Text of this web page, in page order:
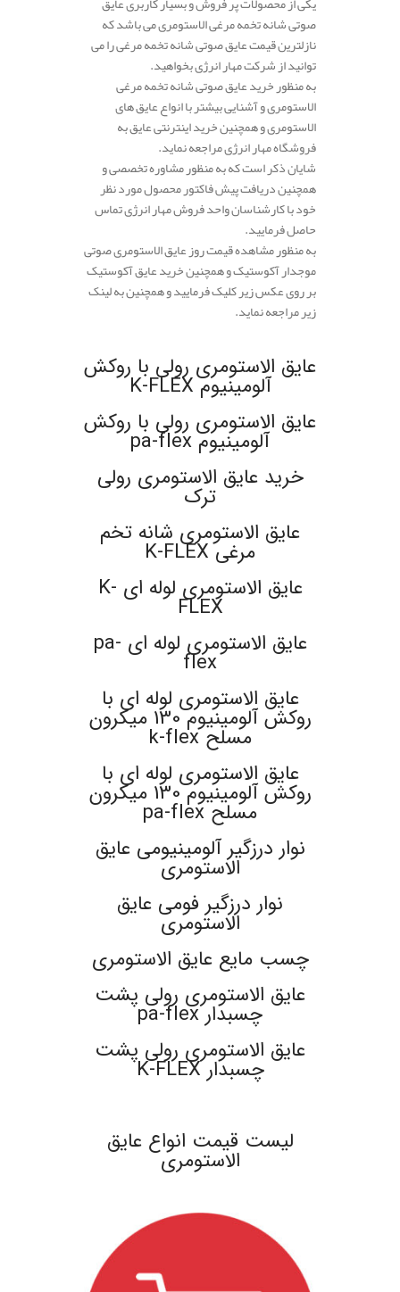
صوتی شانه تخمه مرغی الاستومری می باشد که
نازلترین قیمت عایق صوتی شانه تخمه مرغی را می
توانید از شرکت مهار انرژی بخواهید.
به منظور خرید عایق صوتی شانه تخمه مرغی
الاستومری و آشنایی بیشتر با انواع عایق های
الاستومری و همچنین خرید اینترنتی عایق به
فروشگاه مهار انرژی مراجعه نماید.
شایان ذکر است که به منظور مشاوره تخصصی و
همچنین دریافت پیش فاکتور محصول مورد نظر
خود با کارشناسان واحد فروش مهار انرژی تماس
حاصل فرمایید.
به منظور مشاهده قیمت روز عایق الاستومری صوتی
موجدار آکوستیک و همچنین خرید عایق آکوستیک
بر روی عکس زیر کلیک فرمایید و همچنین به لینک
زیر مراجعه نماید.
عایق الاستومری رولی با روکش
آلومینیوم K-FLEX
عایق الاستومری رولی با روکش
آلومینیوم pa-flex
خرید عایق الاستومری رولی
ترک
عایق الاستومری شانه تخم
مرغی K-FLEX
عایق الاستومری لوله ای K-
FLEX
عایق الاستومری لوله ای pa-
flex
عایق الاستومری لوله ای با
روکش آلومینیوم 130 میکرون
مسلح k-flex
عایق الاستومری لوله ای با
روکش آلومینیوم 130 میکرون
مسلح pa-flex
نوار درزگیر آلومینیومی عایق
الاستومری
نوار درزگیر فومی عایق
الاستومری
چسب مایع عایق الاستومری
عایق الاستومری رولی پشت
چسبدار pa-flex
عایق الاستومری رولی پشت
چسبدار K-FLEX
لیست قیمت انواع عایق
الاستومری